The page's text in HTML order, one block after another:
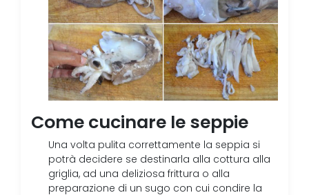
Come cucinare le seppie
Una volta pulita correttamente la seppia si
potrà decidere se destinarla alla cottura alla
griglia, ad una deliziosa frittura o alla
preparazione di un sugo con cui condire la